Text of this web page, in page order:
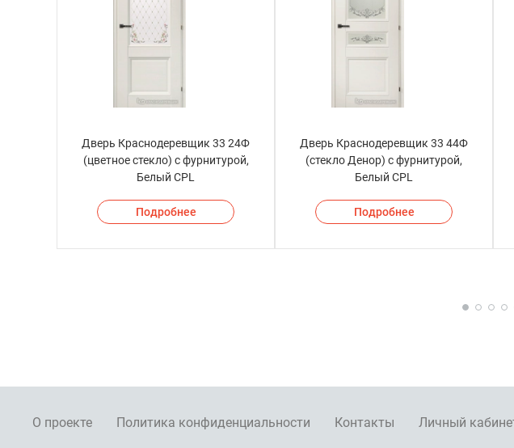
Дверь Краснодеревщик 33 24Ф
(цветное стекло) с фурнитурой,
Белый CPL
Подробнее
Дверь Краснодеревщик 33 44Ф
(стекло Денор) с фурнитурой,
Белый CPL
Подробнее
О проекте Политика конфиденциальности Контакты Личный